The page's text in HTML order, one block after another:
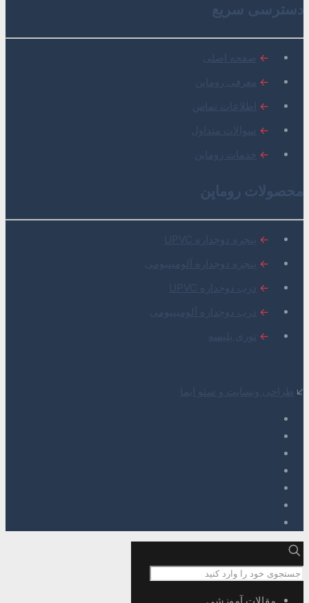
دسترسی سریع
← صفحه اصلی
← معرفی روماپن
← اطلاعات تماس
← سوالات متداول
← خدمات روماپن
محصولات روماپن
← پنجره دوجداره UPVC
← پنجره دوجداره آلومینیومی
← درب دوجداره UPVC
← درب دوجداره آلومینیومی
← توری پلیسه
🡧 طراحی وبسایت و سئو ایما